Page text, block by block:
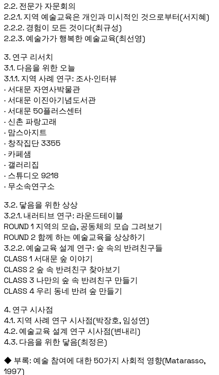
2.2. 전문가 자문회의
2.2.1. 지역 예술교육은 개인과 미시적인 것으로부터(서지혜)
2.2.2. 경험이 모든 것이다(최규성)
2.2.3. 예술가가 행복한 예술교육(최선영)
3. 연구 리서치
3.1. 다음을 위한 오늘
3.1.1. 지역 사례 연구: 조사·인터뷰
· 서대문 자연사박물관
· 서대문 이진아기념도서관
· 서대문 50플러스센터
· 신촌 파랑고래
· 맘스아지트
· 창작집단 3355
· 카페샘
· 갤러리집
· 스튜디오 9218
· 무소속연구소
3.2. 닿음을 위한 상상
3.2.1. 내러티브 연구: 라운드테이블
ROUND 1 지역의 모습, 공동체의 모습 그려보기
ROUND 2 함께 하는 예술교육을 상상하기
3.2.2. 예술교육 설계 연구: 숲 속의 반려친구들
CLASS 1 서대문 숲 이야기
CLASS 2 숲 속 반려친구 찾아보기
CLASS 3 나만의 숲 속 반려친구 만들기
CLASS 4 우리 동네 반려 숲 만들기
4. 연구 시사점
4.1. 지역 사례 연구 시사점(박장호, 임성연)
4.2. 예술교육 설계 연구 시사점(변내리)
4.3. 다음을 위한 닿음(최정은)
◆ 부록: 예술 참여에 대한 50가지 사회적 영향(Matarasso,
1997)